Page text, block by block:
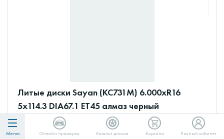
Литые диски Sayan (КС731М) 6.000xR16
5x114.3 DIA67.1 ET45 алмаз черный
11 700 ₽
Меню Онлайн примерка Каталог дисков Корзина Личный кабинет